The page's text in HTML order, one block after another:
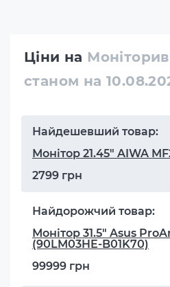
Ціни на Моніторив
станом на
Найдешевший товар:
Монітор 21.45" AIWA
2799 грн
Найдорожчий товар:
Монітор 31.5" Asus
(90LM03HE-B01K70)
99999 грн